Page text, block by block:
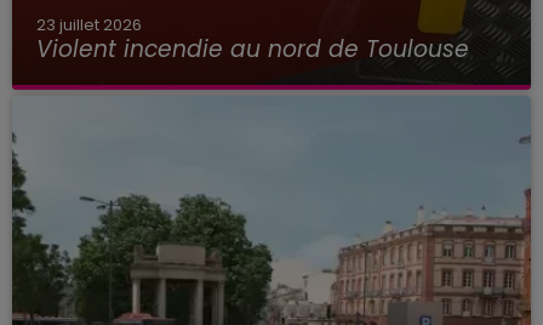
23 juillet 2026
Violent incendie au nord de Toulouse